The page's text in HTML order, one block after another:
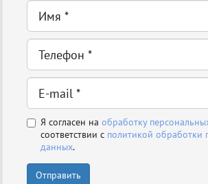
Я согласен на обработку
соответствии с политикой обработки
данных.
Отправить